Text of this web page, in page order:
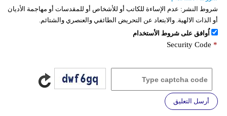
شروط النشر: عدم الإساءة للكاتب أو للأشخاص أو للمقدسات أو مهاجمة الأديان
أو الذات الالهية. والابتعاد عن التحريض الطائفي والعنصري والشتائم.
اُوافق على شروط الأستخدام
Security Code *
أرسل التعليق